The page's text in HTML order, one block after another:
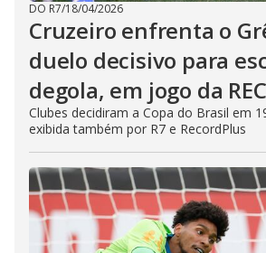
DO R7/18/04/2026
Cruzeiro enfrenta o
duelo decisivo para
degola, em jogo da
Clubes decidiram a Copa do Brasil em
exibida também por R7 e RecordPlus